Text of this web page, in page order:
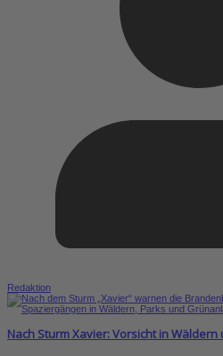
Redaktion
Nach Sturm Xavier: Vorsicht in Wäldern